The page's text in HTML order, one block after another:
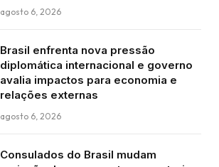
agosto 6, 2026
Brasil enfrenta nova pressão
diplomática internacional e governo
avalia impactos para economia e
relações externas
agosto 6, 2026
Consulados do Brasil mudam